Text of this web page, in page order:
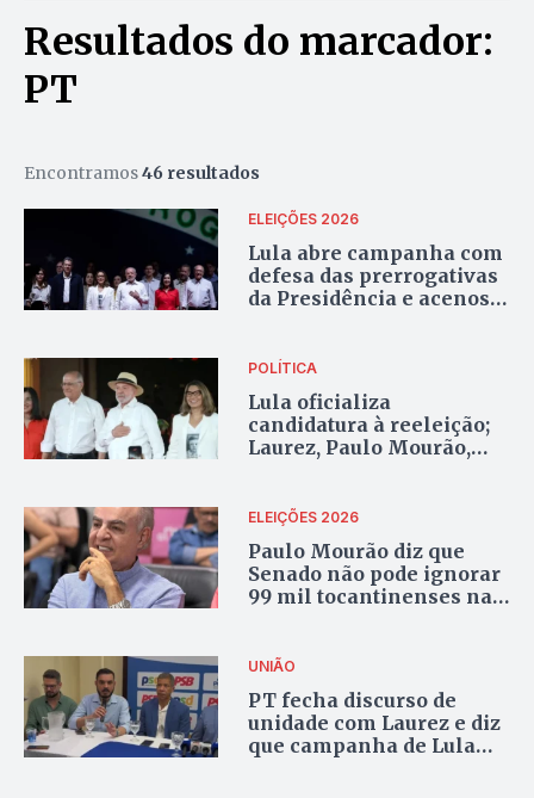
Resultados do marcador:
PT
Encontramos46 resultados
ELEIÇÕES 2026
Lula abre campanha com
defesa das prerrogativas
da Presidência e acenos
POLÍTICA
Lula oficializa
candidatura à reeleição;
Laurez, Paulo Mourão,
ato
ELEIÇÕES 2026
Paulo Mourão diz que
Senado não pode ignorar
99 mil tocantinenses na
UNIÃO
PT fecha discurso de
unidade com Laurez e diz
que campanha de Lula